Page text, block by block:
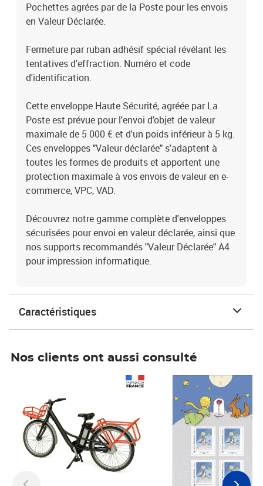
Pochettes agrées par de la Poste pour les envois
en Valeur Déclarée.
Fermeture par ruban adhésif spécial révélant les
tentatives d'effraction. Numéro et code
d'identification.
Cette enveloppe Haute Sécurité, agréée par La
Poste est prévue pour l'envoi d'objet de valeur
maximale de 5 000 € et d'un poids inférieur à 5 kg.
Ces enveloppes "Valeur déclarée" s'adaptent à
toutes les formes de produits et apportent une
protection maximale à vos envois de valeur en e-
commerce, VPC, VAD.
Découvrez notre gamme complète d'enveloppes
sécurisées pour envoi en valeur déclarée, ainsi que
nos supports recommandés "Valeur Déclarée" A4
pour impression informatique.
Caractéristiques
Nos clients ont aussi consulté
Prix 7,50€